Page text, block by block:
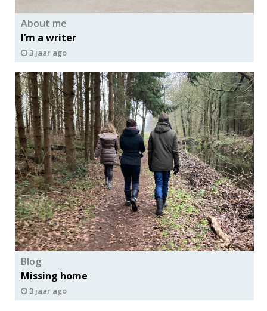
About me
I’m a writer
3 jaar ago
Blog
Missing home
3 jaar ago